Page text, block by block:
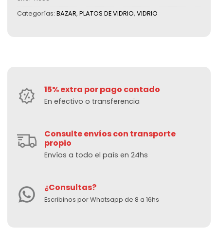
Categorías: BAZAR, PLATOS DE VIDRIO, VIDRIO
15% extra por pago contado
En efectivo o transferencia
Consulte envíos con transporte
propio
Envíos a todo el país en 24hs
¿Consultas?
Escribinos por Whatsapp de 8 a 16hs